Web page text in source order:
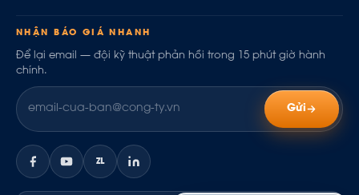
NHẬN BÁO GIÁ NHANH
Để lại email — đội kỹ thuật phản hồi trong 15 phút giờ hành
chính.
Gửi
ZL